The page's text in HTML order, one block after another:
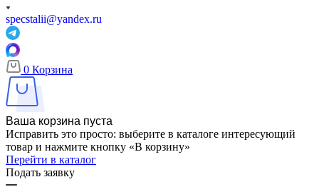
specstalii@yandex.ru
0 Корзина
Ваша корзина пуста
Исправить это просто: выберите в каталоге интересующий
товар и нажмите кнопку «В корзину»
Перейти в каталог
Подать заявку